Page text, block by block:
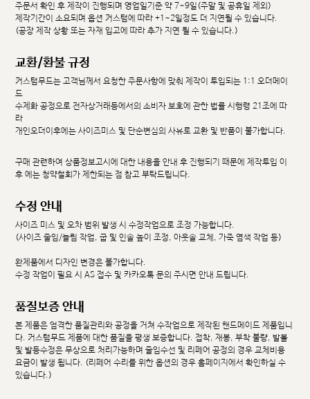
주문서 확인 후 제작이 진행되며 영업일기준 약 7~9일(주말 및 공휴일 제외)
제작기간이 소요되며 옵션 커스텀에 따라 +1~2일정도 더 지연될 수 있습니다.
(공장 제작 상황 또는 자재 입고에 따라 추가 지연 될 수 있습니다.)
교환/환불 규정
커스텀무드는 고객님께서 요청한 주문사항에 맞춰 제작이 투입되는 1:1 오더메이
드
수제화 공정으로 전자상거래등에서의 소비자 보호에 관한 법률 시행령 21조에 따
라
개인오더이후에는 사이즈미스 및 단순변심의 사유로 교환 및 반품이 불가합니다.
구매 관련하여 상품정보고시에 대한 내용을 안내 후 진행되기 때문에 제작투입 이
후 에는 청약철회가 제한되는 점 참고 부탁드립니다.
수정 안내
사이즈 미스 및 오차 범위 발생 시 수정작업으로 조정 가능합니다.
(사이즈 줄임/늘림 작업, 굽 및 인솔 높이 조정, 아웃솔 교체, 가죽 염색 작업 등)
완제품에서 디자인 변경은 불가합니다.
수정 작업이 필요 시 AS 접수 및 카카오톡 문의 주시면 안내 드립니다.
품질보증 안내
본 제품은 엄격한 품질관리와 공정을 거쳐 수작업으로 제작된 핸드메이드 제품입니
다. 커스텀무드 제품에 대한 품질을 평생 보증합니다. 접착, 재봉, 부착 불량, 발볼
및 발등수정은 무상으로 처리가능하며 줄임수선 및 리페어 공정의 경우 교체비용
요금이 발생 됩니다. (리페어 수리를 위한 옵션의 경우 홈페이지에서 확인하실 수
있습니다.)